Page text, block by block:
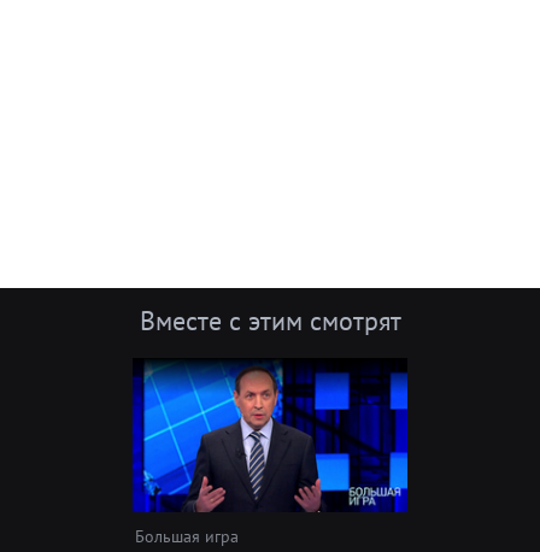
Вместе с этим смотрят
Большая игра